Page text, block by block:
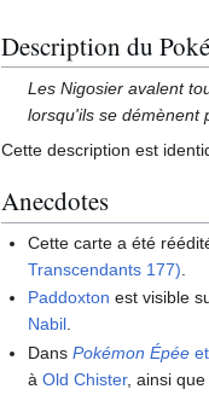
Description du
Les Nigosier avalent
lorsqu'ils se démènent
Cette description est
Anecdotes
Cette carte a été
Transcendants 177)
Paddoxton est visible
Nabil.
DansPokémon Épée
àOld Chister, ainsi